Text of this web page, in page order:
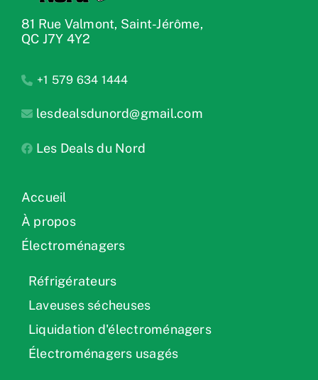
81 Rue Valmont, Saint-Jérôme,
QC J7Y 4Y2
+1 579 634 1444
lesdealsdunord@gmail.com
Les Deals du Nord
Accueil
À propos
Électroménagers
Réfrigérateurs
Laveuses sécheuses
Liquidation d'électroménagers
Électroménagers usagés